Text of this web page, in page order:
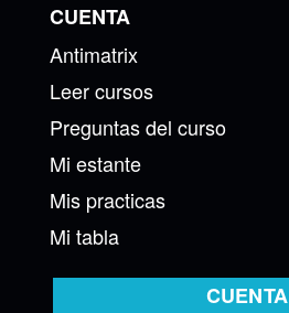
CUENTA
Antimatrix
Leer cursos
Preguntas del curso
Mi estante
Mis practicas
Mi tabla
CUENTA